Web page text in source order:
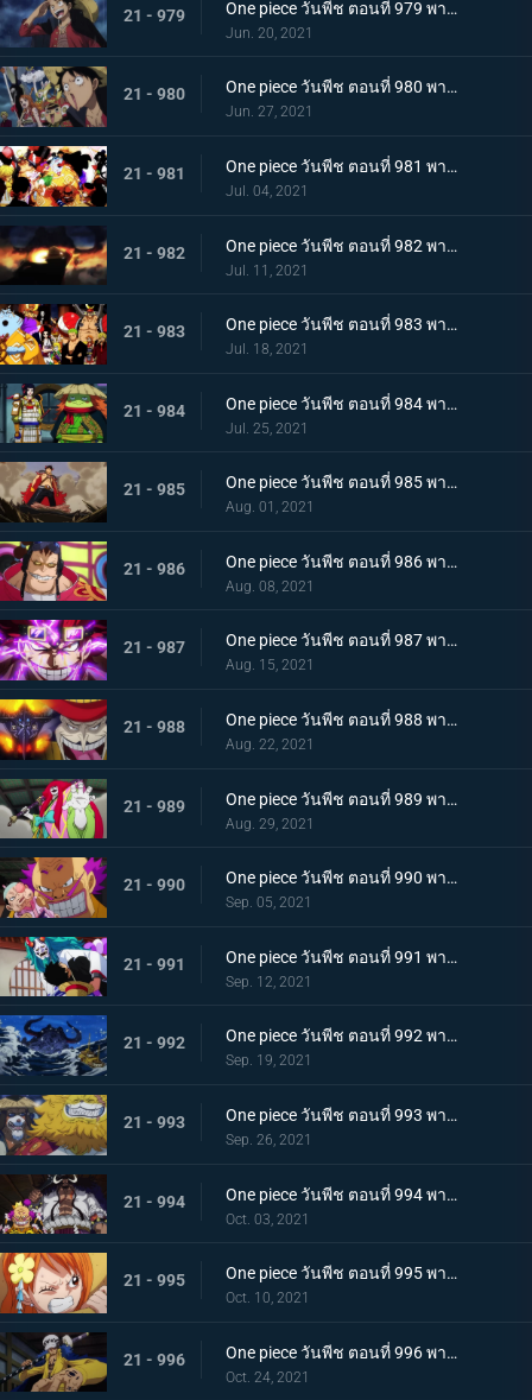
21 - 979 One piece วันพีช ตอนที่ 979 พากย์ไทย โชคดีงั้นรึ!? แผนการของคินเอม่อน
Jun. 20, 2021
21 - 980 One piece วันพีช ตอนที่ 980 พากย์ไทย สัญญาแห่งน้ำตา! โมโมโนะสุเกะถูกลักพาตัว
Jun. 27, 2021
21 - 981 One piece วันพีช ตอนที่ 981 พากย์ไทย พวกพ้องคนใหม่! ชายชาตรีแห่งท้องทะเล จินเบ!
Jul. 04, 2021
21 - 982 One piece วันพีช ตอนที่ 982 พากย์ไทย ไพ่ตายของไคโด หกล่องนภาปรากฏตัว
Jul. 11, 2021
21 - 983 One piece วันพีช ตอนที่ 983 พากย์ไทย เหล่าซามูไรเอาจริง! ขึ้นฝั่งเกาะโอนิกาชิมะ
Jul. 18, 2021
21 - 984 One piece วันพีช ตอนที่ 984 พากย์ไทย ลูฟี่อาละวาด ลอบเข้างานเลี้ยงของไคโด
Jul. 25, 2021
21 - 985 One piece วันพีช ตอนที่ 985 พากย์ไทย ความรู้สึกถึงโอทามะ หนึ่งหมัดแห่งความโกรธของลูฟี่
Aug. 01, 2021
21 - 986 One piece วันพีช ตอนที่ 986 พากย์ไทย ดนตรีต่อสู้ พลังที่จู่โจมใส่ลูฟี่
Aug. 08, 2021
21 - 987 One piece วันพีช ตอนที่ 987 พากย์ไทย ฝันแตกสลาย กับดักล่อลวงซันจิ
Aug. 15, 2021
21 - 988 One piece วันพีช ตอนที่ 988 พากย์ไทย กำลังเสริมมาถึง! หัวหน้าหน่วยกลุ่มโจรสลัดหนวดขาว
Aug. 22, 2021
21 - 989 One piece วันพีช ตอนที่ 989 พากย์ไทย คำสาบานของบุรุษ! บราคิโอ้แทงก์สู้ดุเดือด
Aug. 29, 2021
21 - 990 One piece วันพีช ตอนที่ 990 พากย์ไทย ฟ้าสนั่น 8 ทิศ! ลูกชายไคโดปรากฏตัว
Sep. 05, 2021
21 - 991 One piece วันพีช ตอนที่ 991 พากย์ไทย เป็นศัตรูหรือเป็นมิตร? ลูฟี่กับยามาโตะ
Sep. 12, 2021
21 - 992 One piece วันพีช ตอนที่ 992 พากย์ไทย อยากจะเป็นโอเด้ง ความรู้สึกของยามาโตะ
Sep. 19, 2021
21 - 993 One piece วันพีช ตอนที่ 993 พากย์ไทย ระเบิด! พันธนาการที่มัดอิสระของยามาโตะ
Sep. 26, 2021
21 - 994 One piece วันพีช ตอนที่ 994 พากย์ไทย ปลอกดาบแดงดวลกันตัวต่อตัว คิคุโนะโจ ปะทะ คันจูโร่
Oct. 03, 2021
21 - 995 One piece วันพีช ตอนที่ 995 พากย์ไทย จู่โจมปณิธานของโอเด้งที่สืบทอดมา
Oct. 10, 2021
21 - 996 One piece วันพีช ตอนที่ 996 พากย์ไทย โอนิกาชิมะสั่นสะเทือน ลูฟี่เริ่มสงครามเต็มรูปแบบ
Oct. 24, 2021